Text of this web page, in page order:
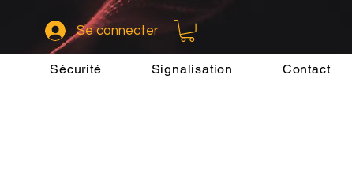
Se connecter
Sécurité Signalisation Contact